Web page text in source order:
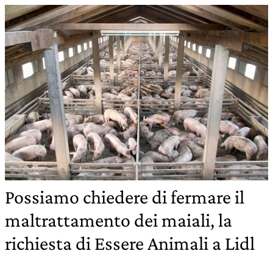
Possiamo chiedere di fermare il
maltrattamento dei maiali, la
richiesta di Essere Animali a Lidl